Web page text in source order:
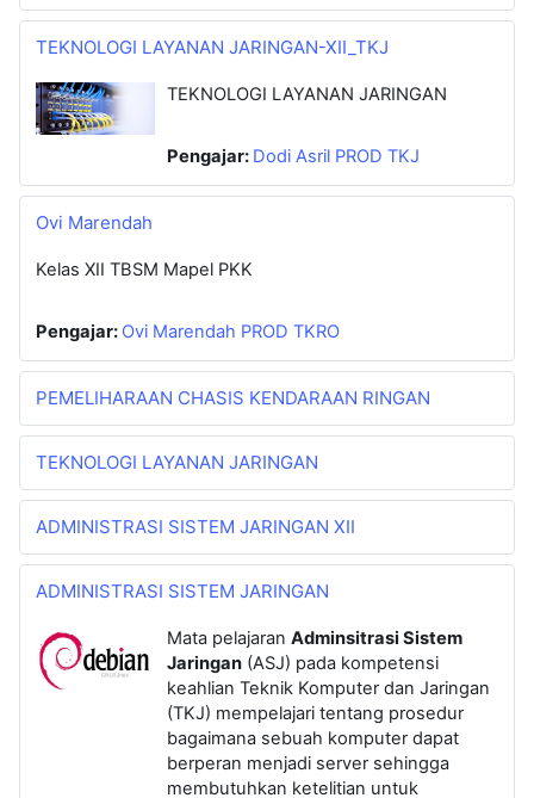
TEKNOLOGI LAYANAN JARINGAN-XII_TKJ
TEKNOLOGI LAYANAN JARINGAN
Pengajar: Dodi Asril PROD TKJ
Ovi Marendah
Kelas XII TBSM Mapel PKK
Pengajar: Ovi Marendah PROD TKRO
PEMELIHARAAN CHASIS KENDARAAN RINGAN
TEKNOLOGI LAYANAN JARINGAN
ADMINISTRASI SISTEM JARINGAN XII
ADMINISTRASI SISTEM JARINGAN
Mata pelajaran Adminsitrasi Sistem
Jaringan (ASJ) pada kompetensi
keahlian Teknik Komputer dan Jaringan
(TKJ) mempelajari tentang prosedur
bagaimana sebuah komputer dapat
berperan menjadi server sehingga
membutuhkan ketelitian untuk